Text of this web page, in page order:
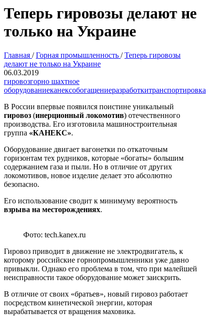
Теперь гировозы делают не
только на Украине
Главная / Горная промышленность / Теперь гировозы
делают не только на Украине
06.03.2019
гировозгорно шахтное
оборудованиеканексобогащениеразработкитранспортировка
В России впервые появился поистине уникальный
гировоз (инерционный локомотив) отечественного
производства. Его изготовила машиностроительная
группа «КАНЕКС».
Оборудование двигает вагонетки по откаточным
горизонтам тех рудников, которые «богаты» большим
содержанием газа и пыли. Но в отличие от других
локомотивов, новое изделие делает это абсолютно
безопасно.
Его использование сводит к минимуму вероятность
взрыва на месторождениях.
Фото: tech.kanex.ru
Гировоз приводит в движение не электродвигатель, к
которому российские горнопромышленники уже давно
привыкли. Однако его проблема в том, что при малейшей
неисправности такое оборудование может заискрить.
В отличие от своих «братьев», новый гировоз работает
посредством кинетической энергии, которая
вырабатывается от вращения маховика.